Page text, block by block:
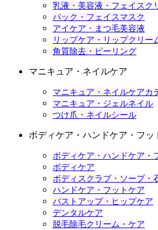
乳液・美容液・フェイスク
パック・フェイスマスク
アイケア・まつ毛美容液
リップケア・リップクリー
角質除去・ピーリング
マニキュア・ネイルケア
マニキュア・ネイルケアカ
マニキュア・ジェルネイル
つけ爪・ネイルシール
ボディケア・ハンドケア・フッ
ボディケア・ハンドケア・
ボディケア
ボディスクラブ・ソープ・
ハンドケア・フットケア
バストアップ・ヒップケア
デンタルケア
脱毛除毛クリーム・ケア